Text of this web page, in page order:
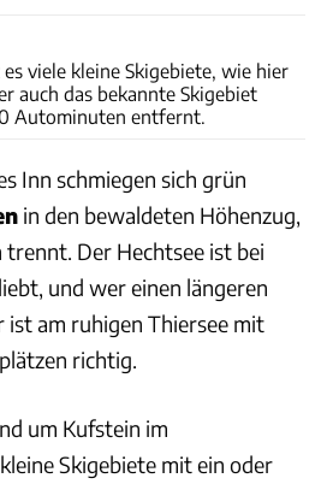
viele kleine Skigebiete, wie hier
auch das bekannte Skigebiet
Autominuten entfernt.
Inn schmiegen sich grün
in den bewaldeten Höhenzug,
Der Hechtsee ist bei
und wer einen längeren
am ruhigen Thiersee mit
richtig.
um Kufstein im
Skigebiete mit ein oder